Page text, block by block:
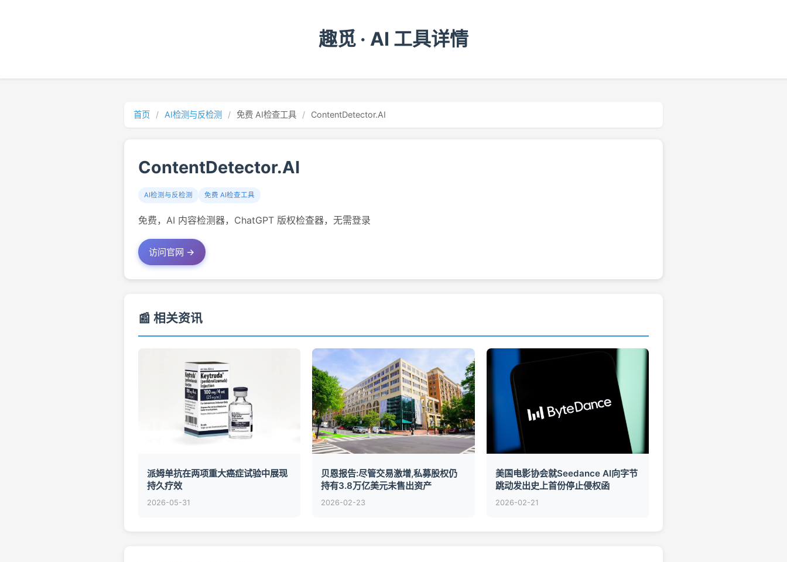
趣觅 · AI 工具详情
首页 / AI检测与反检测 / 免费 AI检查工具 / ContentDetector.AI
ContentDetector.AI
AI检测与反检测 免费 AI检查工具
免费，AI 内容检测器，ChatGPT 版权检查器，无需登录
访问官网 →
📰 相关资讯
派姆单抗在两项重大癌症试验中展现
持久疗效
2026-05-31
贝恩报告:尽管交易激增,私募股权仍
持有3.8万亿美元未售出资产
2026-02-23
美国电影协会就Seedance AI向字节
跳动发出史上首份停止侵权函
2026-02-21